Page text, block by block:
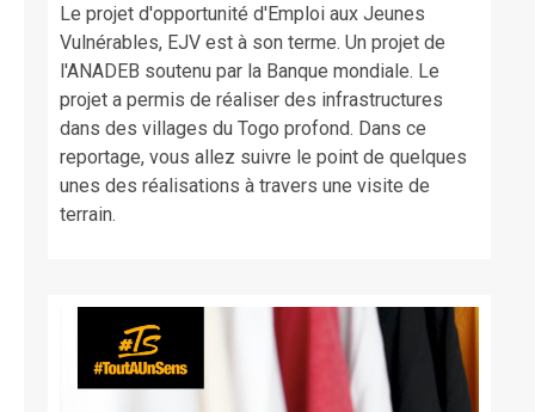
Le projet d'opportunité d'Emploi aux Jeunes
Vulnérables, EJV est à son terme. Un projet de
l'ANADEB soutenu par la Banque mondiale. Le
projet a permis de réaliser des infrastructures
dans des villages du Togo profond. Dans ce
reportage, vous allez suivre le point de quelques
unes des réalisations à travers une visite de
terrain.